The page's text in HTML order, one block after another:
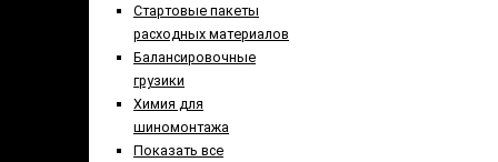
Стартовые пакеты
расходных материалов
Балансировочные
грузики
Химия для
шиномонтажа
Показать все